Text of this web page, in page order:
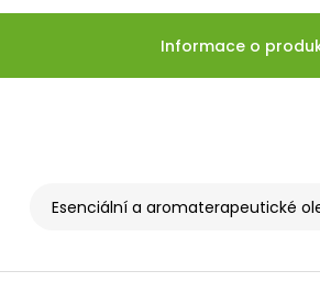
Informace o
Esenciální a aromaterapeutické